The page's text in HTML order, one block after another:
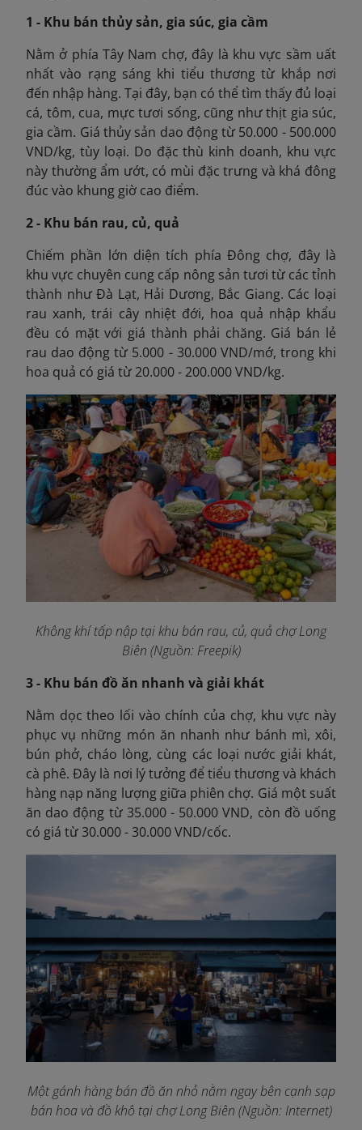
1 - Khu bán thủy sản, gia súc, gia cầm
Nằm ở phía Tây Nam chợ, đây là khu vực sầm uất
nhất vào rạng sáng khi tiểu thương từ khắp nơi
đến nhập hàng. Tại đây, bạn có thể tìm thấy đủ loại
cá, tôm, cua, mực tươi sống, cũng như thịt gia súc,
gia cầm. Giá thủy sản dao động từ 50.000 - 500.000
VND/kg, tùy loại. Do đặc thù kinh doanh, khu vực
này thường ẩm ướt, có mùi đặc trưng và khá đông
đúc vào khung giờ cao điểm.
2 - Khu bán rau, củ, quả
Chiếm phần lớn diện tích phía Đông chợ, đây là
khu vực chuyên cung cấp nông sản tươi từ các tỉnh
thành như Đà Lạt, Hải Dương, Bắc Giang. Các loại
rau xanh, trái cây nhiệt đới, hoa quả nhập khẩu
đều có mặt với giá thành phải chăng. Giá bán lẻ
rau dao động từ 5.000 - 30.000 VND/mớ, trong khi
hoa quả có giá từ 20.000 - 200.000 VND/kg.
Không khí tấp nập tại khu bán rau, củ, quả chợ Long
Biên (Nguồn: Freepik)
3 - Khu bán đồ ăn nhanh và giải khát
Nằm dọc theo lối vào chính của chợ, khu vực này
phục vụ những món ăn nhanh như bánh mì, xôi,
bún phở, cháo lòng, cùng các loại nước giải khát,
cà phê. Đây là nơi lý tưởng để tiểu thương và khách
hàng nạp năng lượng giữa phiên chợ. Giá một suất
ăn dao động từ 35.000 - 50.000 VND, còn đồ uống
có giá từ 30.000 - 30.000 VND/cốc.
Một gánh hàng bán đồ ăn nhỏ nằm ngay bên cạnh sạp
bán hoa và đồ khô tại chợ Long Biên (Nguồn: Internet)